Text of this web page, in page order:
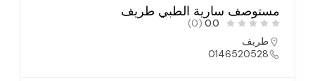
مستوصف سارية الطبي طريف
0.0
(0)
طريف
0146520528